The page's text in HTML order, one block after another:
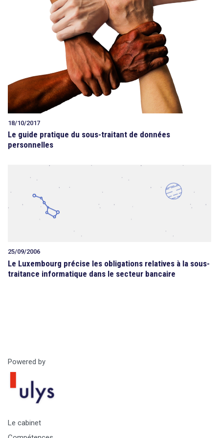
Tout sur le droit de l'innovation
Rechercher
CONTACT
18/10/2017
Le guide pratique du sous-traitant de données
personnelles
25/09/2006
Le Luxembourg précise les obligations relatives à la sous-
traitance informatique dans le secteur bancaire
Powered by
Le cabinet